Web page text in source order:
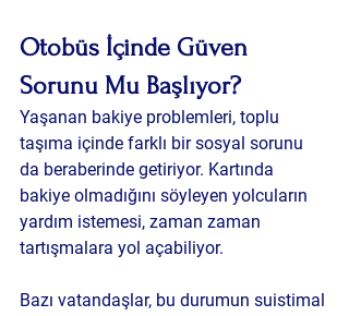
Otobüs İçinde Güven
Sorunu Mu Başlıyor?
Yaşanan bakiye problemleri, toplu
taşıma içinde farklı bir sosyal sorunu
da beraberinde getiriyor. Kartında
bakiye olmadığını söyleyen yolcuların
yardım istemesi, zaman zaman
tartışmalara yol açabiliyor.
Bazı vatandaşlar, bu durumun suistimal